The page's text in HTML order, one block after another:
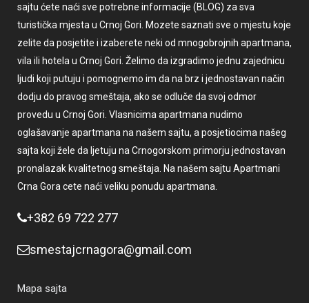
sajtu ćete naći sve potrebne informacije (BLOG) za sva
turistička mjesta u Crnoj Gori. Mozete saznati sve o mjestu koje
zelite da posjetite i izaberete neki od mnogobrojnih apartmana,
vila ili hotela u Crnoj Gori. Želimo da izgradimo jednu zajednicu
ljudi koji putuju i pomognemo im da na brz i jednostavan način
dodju do pravog smeštaja, ako se odluče da svoj odmor
provedu u Crnoj Gori. Vlasnicima apartmana nudimo
oglašavanje apartmana na našem sajtu, a posjetiocima našeg
sajta koji žele da ljetuju na Crnogorskom primorju jednostavan
pronalazak kvalitetnog smeštaja. Na našem sajtu Apartmani
Crna Gora cete naći veliku ponudu apartmana.
+382 69 722 277
smestajcrnagora@gmail.com
Mapa sajta